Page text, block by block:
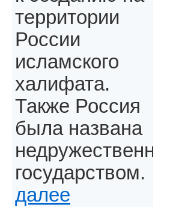
территории
России
исламского
халифата.
Также Россия
была названа
недружественным
государством.
далее